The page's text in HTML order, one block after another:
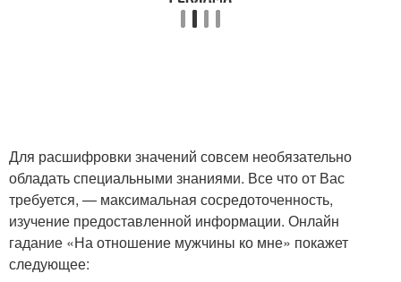
Для расшифровки значений совсем необязательно
обладать специальными знаниями. Все что от Вас
требуется, — максимальная сосредоточенность,
изучение предоставленной информации. Онлайн
гадание «На отношение мужчины ко мне» покажет
следующее: